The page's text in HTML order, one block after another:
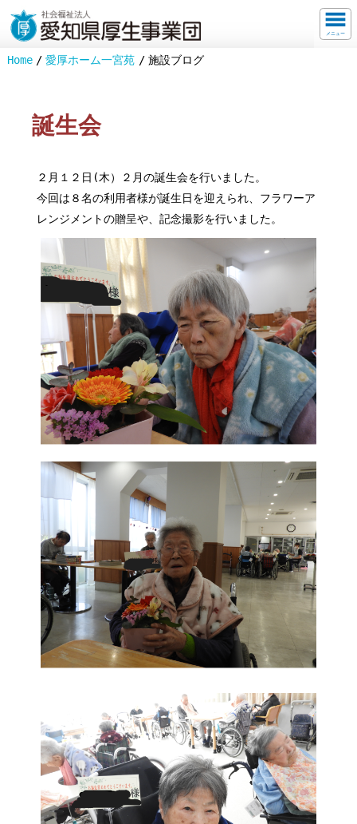
メニュー
Home 愛厚ホーム一宮苑 施設ブログ
誕生会
２月１２日(木）２月の誕生会を行いました。
今回は８名の利用者様が誕生日を迎えられ、フラワーア
レンジメントの贈呈や、記念撮影を行いました。